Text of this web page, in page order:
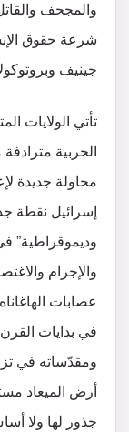
والمجحف
شرعة حقوق
جينيف
تأتي الولايات
الحربية
محاولة جديدة
إسرائيل نقطة
وديموقراطية”
والإجرام
عصابات
في بدايات
ومقدّساته في
أرض الميعاد
جذور لها ولا